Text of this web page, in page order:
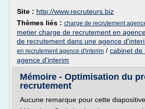
Site : http://www.recruteurs.biz
Thèmes liés : charge de recrutement
metier charge de recrutement en
de recrutement dans une agence
en recrutement agence d'interim / cabinet de
agence d'interim
Mémoire - Optimisation du
recrutement
Aucune remarque pour cette diapositive